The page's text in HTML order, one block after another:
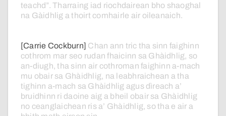
teachd”. Tharraing iad riochdairean bho shaoghal
na Gàidhlig a thoirt comhairle air oileanaich.
[Carrie Cockburn] Chan ann tric tha sinn faighinn
cothrom mar seo rudan fhaicinn sa Ghàidhlig, so
an-diugh, tha sinn air cothroman faighinn a-mach
mu obair sa Ghàidhlig, na leabhraichean a tha
tighinn a-mach sa Ghàidhlig agus dìreach a’
bruidhinn ri daoine aig a bheil obair sa Ghàidhlig
no ceanglaichean ris a’ Ghàidhlig, so tha e air a